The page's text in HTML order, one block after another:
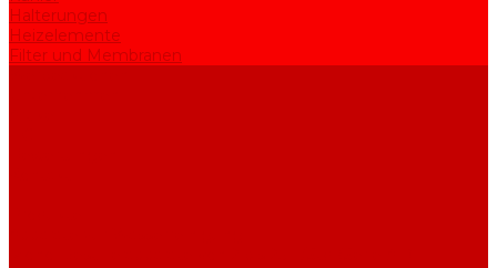
Halterungen
Heizelemente
Filter und Membranen